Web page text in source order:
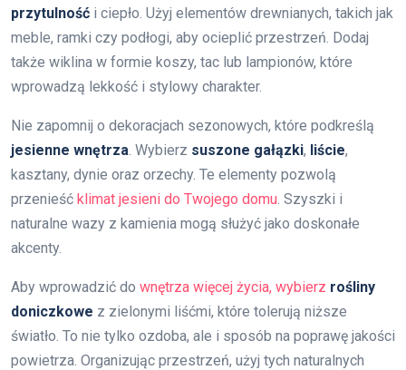
przytulność i ciepło. Użyj elementów drewnianych, takich jak
meble, ramki czy podłogi, aby ocieplić przestrzeń. Dodaj
także wiklina w formie koszy, tac lub lampionów, które
wprowadzą lekkość i stylowy charakter.
Nie zapomnij o dekoracjach sezonowych, które podkreślą
jesienne wnętrza. Wybierz suszone gałązki, liście,
kasztany, dynie oraz orzechy. Te elementy pozwolą
przenieść klimat jesieni do Twojego domu. Szyszki i
naturalne wazy z kamienia mogą służyć jako doskonałe
akcenty.
Aby wprowadzić do wnętrza więcej życia, wybierz rośliny
doniczkowe z zielonymi liśćmi, które tolerują niższe
światło. To nie tylko ozdoba, ale i sposób na poprawę jakości
powietrza. Organizując przestrzeń, użyj tych naturalnych